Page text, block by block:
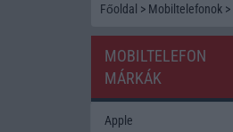
Főoldal > Mobiltelefonok >
MOBILTELEFON
MÁRKÁK
Apple